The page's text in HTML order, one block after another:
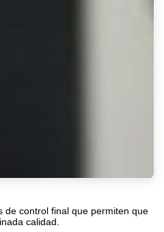
de control final que permiten que
calidad.